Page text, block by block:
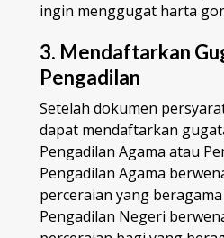
ingin menggugat harta
3. Mendaftarkan
Pengadilan
Setelah dokumen
dapat mendaftarkan
Pengadilan Agama atau
Pengadilan Agama
perceraian yang
Pengadilan Negeri